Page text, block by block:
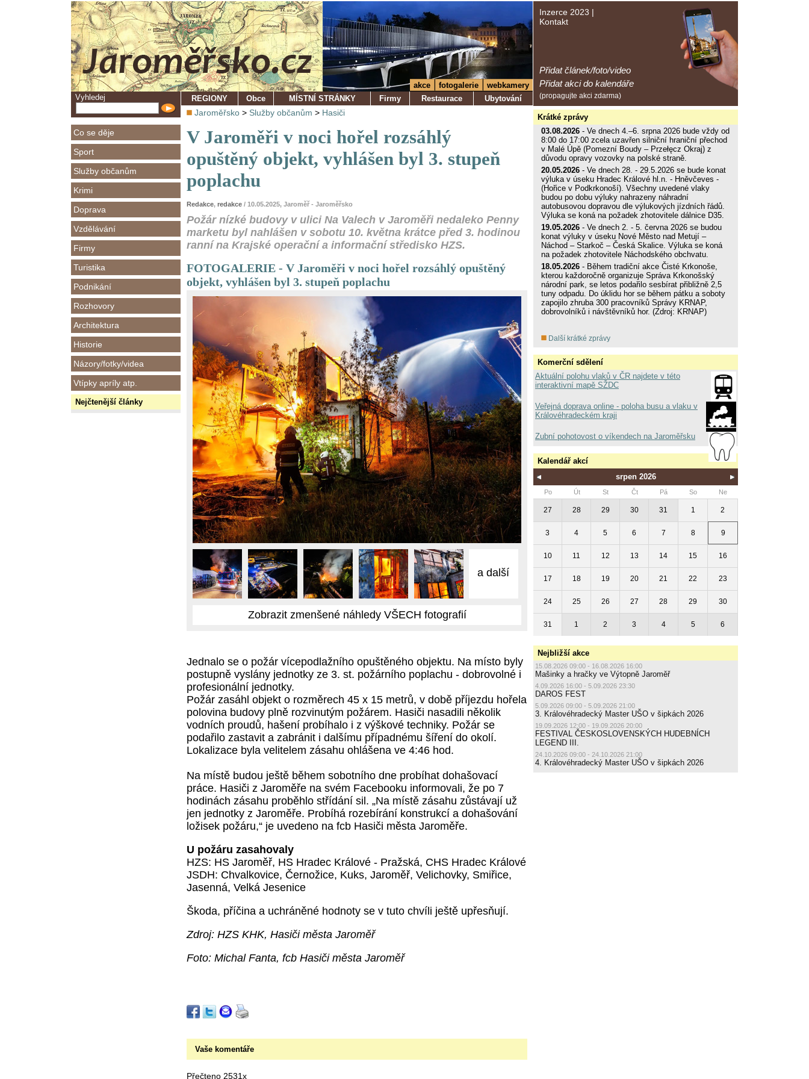
Vyhledej
Co se děje
Sport
Služby občanům
Krimi
Doprava
Vzdělávání
Firmy
Turistika
Podnikání
Rozhovory
Architektura
Historie
Názory/fotky/videa
Vtípky apríly atp.
Nejčtenější články
Inzerce 2023 |
Kontakt
Přidat článek/foto/video
Přidat akci do kalendáře
(propagujte akci zdarma)
akce fotogalerie
webkamery
REGIONY
Obce MÍSTNÍ STRÁNKY Firmy Restaurace Ubytování
Jaroměřsko > Služby občanům > Hasiči
V Jaroměři v noci hořel rozsáhlý
opuštěný objekt, vyhlášen byl 3. stupeň
poplachu
Redakce, redakce / 10.05.2025, Jaroměř - Jaroměřsko
Požár nízké budovy v ulici Na Valech v Jaroměři nedaleko Penny
marketu byl nahlášen v sobotu 10. května krátce před 3. hodinou
ranní na Krajské operační a informační středisko HZS.
FOTOGALERIE - V Jaroměři v noci hořel rozsáhlý opuštěný
objekt, vyhlášen byl 3. stupeň poplachu
a další
Zobrazit zmenšené náhledy VŠECH fotografií
Jednalo se o požár vícepodlažního opuštěného objektu. Na místo byly
postupně vyslány jednotky ze 3. st. požárního poplachu - dobrovolné i
profesionální jednotky.
Požár zasáhl objekt o rozměrech 45 x 15 metrů, v době příjezdu hořela
polovina budovy plně rozvinutým požárem. Hasiči nasadili několik
vodních proudů, hašení probíhalo i z výškové techniky. Požár se
podařilo zastavit a zabránit i dalšímu případnému šíření do okolí.
Lokalizace byla velitelem zásahu ohlášena ve 4:46 hod.
Na místě budou ještě během sobotního dne probíhat dohašovací
práce. Hasiči z Jaroměře na svém Facebooku informovali, že po 7
hodinách zásahu proběhlo střídání sil. „Na místě zásahu zůstávají už
jen jednotky z Jaroměře. Probíhá rozebírání konstrukcí a dohašování
ložisek požáru,“ je uvedeno na fcb Hasiči města Jaroměře.
U požáru zasahovaly
HZS: HS Jaroměř, HS Hradec Králové - Pražská, CHS Hradec Králové
JSDH: Chvalkovice, Černožice, Kuks, Jaroměř, Velichovky, Smiřice,
Jasenná, Velká Jesenice
Škoda, příčina a uchráněné hodnoty se v tuto chvíli ještě upřesňují.
Zdroj: HZS KHK, Hasiči města Jaroměř
Foto: Michal Fanta, fcb Hasiči města Jaroměř
Vaše komentáře
Přečteno 2531x
Krátké zprávy
03.08.2026 - Ve dnech 4.–6. srpna 2026 bude vždy od
8:00 do 17:00 zcela uzavřen silniční hraniční přechod
v Malé Úpě (Pomezní Boudy – Przełęcz Okraj) z
důvodu opravy vozovky na polské straně.
20.05.2026 - Ve dnech 28. - 29.5.2026 se bude konat
výluka v úseku Hradec Králové hl.n. - Hněvčeves -
(Hořice v Podkrkonoší). Všechny uvedené vlaky
budou po dobu výluky nahrazeny náhradní
autobusovou dopravou dle výlukových jízdních řádů.
Výluka se koná na požadek zhotovitele dálnice D35.
19.05.2026 - Ve dnech 2. - 5. června 2026 se budou
konat výluky v úseku Nové Město nad Metují –
Náchod – Starkoč – Česká Skalice. Výluka se koná
na požadek zhotovitele Náchodského obchvatu.
18.05.2026 - Během tradiční akce Čisté Krkonoše,
kterou každoročně organizuje Správa Krkonošský
národní park, se letos podařilo sesbírat přibližně 2,5
tuny odpadu. Do úklidu hor se během pátku a soboty
zapojilo zhruba 300 pracovníků Správy KRNAP,
dobrovolníků i návštěvníků hor. (Zdroj: KRNAP)
Další krátké zprávy
Komerční sdělení
Aktuální polohu vlaků v ČR najdete v této
interaktivní mapě SŽDC
Veřejná doprava online - poloha busu a vlaku v
Královéhradeckém kraji
Zubní pohotovost o víkendech na Jaroměřsku
Kalendář akcí
srpen 2026
Po Út St Čt Pá So Ne
27 28 29 30 31 1 2
3 4 5 6 7 8 9
10 11 12 13 14 15 16
17 18 19 20 21 22 23
24 25 26 27 28 29 30
31 1 2 3 4 5 6
Nejbližší akce
15.08.2026 09:00 - 16.08.2026 16:00
Mašinky a hračky ve Výtopně Jaroměř
4.09.2026 16:00 - 5.09.2026 23:30
DAROS FEST
5.09.2026 09:00 - 5.09.2026 21:00
3. Královéhradecký Master UŠO v šipkách 2026
19.09.2026 12:00 - 19.09.2026 20:00
FESTIVAL ČESKOSLOVENSKÝCH HUDEBNÍCH
LEGEND III.
24.10.2026 09:00 - 24.10.2026 21:00
4. Královéhradecký Master UŠO v šipkách 2026